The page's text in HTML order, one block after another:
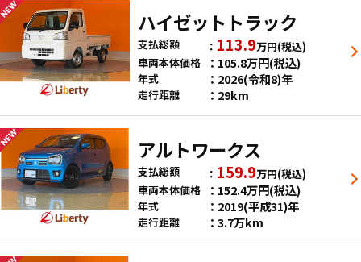
ハイゼットトラック
支払総額 113.9万円(税込)
車両本体価格
105.8万円(税込)
年式 2026(令和8)年
走行距離 29km
アルトワークス
支払総額 159.9万円(税込)
車両本体価格
152.4万円(税込)
年式 2019(平成31)年
走行距離 3.7万km